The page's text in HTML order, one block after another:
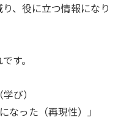
、役に立つ情報になり
す。
び）
なった（再現性）」